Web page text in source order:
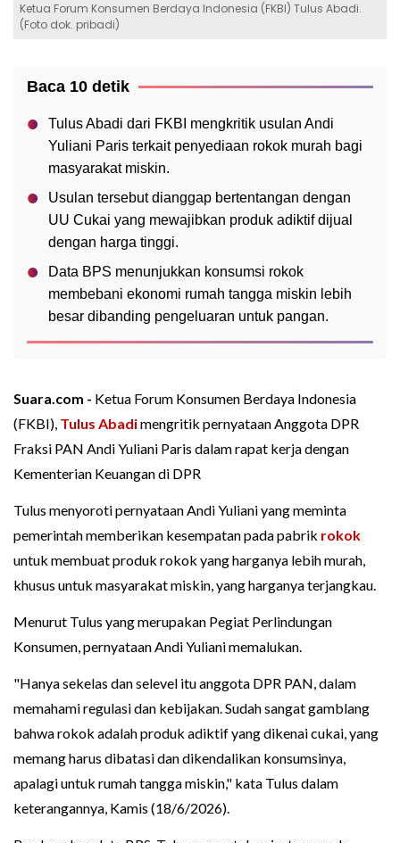
Ketua Forum Konsumen Berdaya Indonesia (FKBI) Tulus Abadi.
(Foto dok. pribadi)
Baca 10 detik
Tulus Abadi dari FKBI mengkritik usulan Andi
Yuliani Paris terkait penyediaan rokok murah bagi
masyarakat miskin.
Usulan tersebut dianggap bertentangan dengan
UU Cukai yang mewajibkan produk adiktif dijual
dengan harga tinggi.
Data BPS menunjukkan konsumsi rokok
membebani ekonomi rumah tangga miskin lebih
besar dibanding pengeluaran untuk pangan.
Suara.com - Ketua Forum Konsumen Berdaya Indonesia
(FKBI), Tulus Abadimengritik pernyataan Anggota DPR
Fraksi PAN Andi Yuliani Paris dalam rapat kerja dengan
Kementerian Keuangan di DPR
Tulus menyoroti pernyataan Andi Yuliani yang meminta
pemerintah memberikan kesempatan pada pabrik rokok
untuk membuat produk rokok yang harganya lebih murah,
khusus untuk masyarakat miskin, yang harganya terjangkau.
Menurut Tulus yang merupakan Pegiat Perlindungan
Konsumen, pernyataan Andi Yuliani memalukan.
"Hanya sekelas dan selevel itu anggota DPR PAN, dalam
memahami regulasi dan kebijakan. Sudah sangat gamblang
bahwa rokok adalah produk adiktif yang dikenai cukai, yang
memang harus dibatasi dan dikendalikan konsumsinya,
apalagi untuk rumah tangga miskin," kata Tulus dalam
keterangannya, Kamis (18/6/2026).